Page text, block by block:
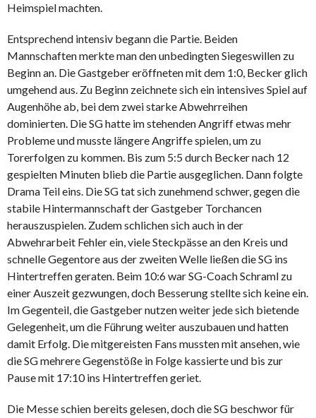
Heimspiel machten.
Entsprechend intensiv begann die Partie. Beiden
Mannschaften merkte man den unbedingten Siegeswillen zu
Beginn an. Die Gastgeber eröffneten mit dem 1:0, Becker glich
umgehend aus. Zu Beginn zeichnete sich ein intensives Spiel auf
Augenhöhe ab, bei dem zwei starke Abwehrreihen
dominierten. Die SG hatte im stehenden Angriff etwas mehr
Probleme und musste längere Angriffe spielen, um zu
Torerfolgen zu kommen. Bis zum 5:5 durch Becker nach 12
gespielten Minuten blieb die Partie ausgeglichen. Dann folgte
Drama Teil eins. Die SG tat sich zunehmend schwer, gegen die
stabile Hintermannschaft der Gastgeber Torchancen
herauszuspielen. Zudem schlichen sich auch in der
Abwehrarbeit Fehler ein, viele Steckpässe an den Kreis und
schnelle Gegentore aus der zweiten Welle ließen die SG ins
Hintertreffen geraten. Beim 10:6 war SG-Coach Schraml zu
einer Auszeit gezwungen, doch Besserung stellte sich keine ein.
Im Gegenteil, die Gastgeber nutzen weiter jede sich bietende
Gelegenheit, um die Führung weiter auszubauen und hatten
damit Erfolg. Die mitgereisten Fans mussten mit ansehen, wie
die SG mehrere Gegenstöße in Folge kassierte und bis zur
Pause mit 17:10 ins Hintertreffen geriet.
Die Messe schien bereits gelesen, doch die SG beschwor für